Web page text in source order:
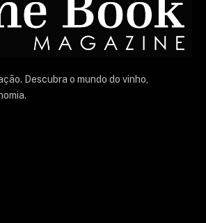
Descubra o mundo do vinho,